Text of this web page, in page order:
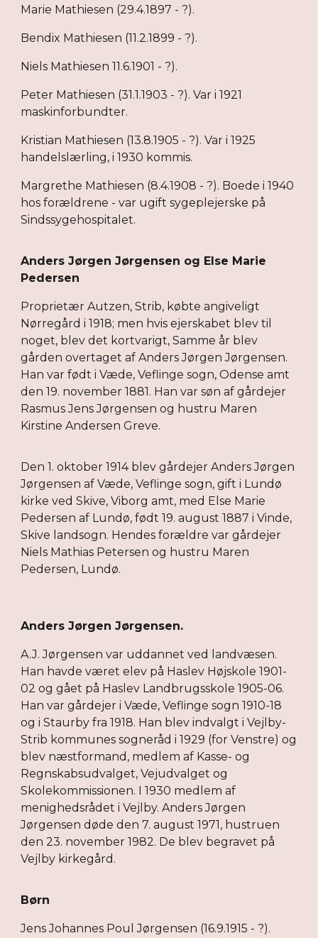
Marie Mathiesen (29.4.1897 - ?).
Bendix Mathiesen (11.2.1899 - ?).
Niels Mathiesen 11.6.1901 - ?).
Peter Mathiesen (31.1.1903 - ?). Var i 1921
maskinforbundter.
Kristian Mathiesen (13.8.1905 - ?). Var i 1925
handelslærling, i 1930 kommis.
Margrethe Mathiesen (8.4.1908 - ?). Boede i 1940
hos forældrene - var ugift sygeplejerske på
Sindssygehospitalet.
Anders Jørgen Jørgensen og Else Marie
Pedersen
Proprietær Autzen, Strib, købte angiveligt
Nørregård i 1918; men hvis ejerskabet blev til
noget, blev det kortvarigt, Samme år blev
gården overtaget af Anders Jørgen Jørgensen.
Han var født i Væde, Veflinge sogn, Odense amt
den 19. november 1881. Han var søn af gårdejer
Rasmus Jens Jørgensen og hustru Maren
Kirstine Andersen Greve.
Den 1. oktober 1914 blev gårdejer Anders Jørgen
Jørgensen af Væde, Veflinge sogn, gift i Lundø
kirke ved Skive, Viborg amt, med Else Marie
Pedersen af Lundø, født 19. august 1887 i Vinde,
Skive landsogn. Hendes forældre var gårdejer
Niels Mathias Petersen og hustru Maren
Pedersen, Lundø.
Anders Jørgen Jørgensen.
A.J. Jørgensen var uddannet ved landvæsen.
Han havde været elev på Haslev Højskole 1901-
02 og gået på Haslev Landbrugsskole 1905-06.
Han var gårdejer i Væde, Veflinge sogn 1910-18
og i Staurby fra 1918. Han blev indvalgt i Vejlby-
Strib kommunes sogneråd i 1929 (for Venstre) og
blev næstformand, medlem af Kasse- og
Regnskabsudvalget, Vejudvalget og
Skolekommissionen. I 1930 medlem af
menighedsrådet i Vejlby. Anders Jørgen
Jørgensen døde den 7. august 1971, hustruen
den 23. november 1982. De blev begravet på
Vejlby kirkegård.
Børn
Jens Johannes Poul Jørgensen (16.9.1915 - ?).